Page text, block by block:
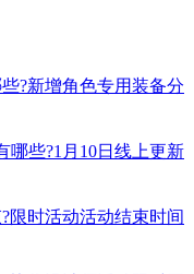
?新增角色专用装备分
哪些?1月10日线上更新
限时活动活动结束时间